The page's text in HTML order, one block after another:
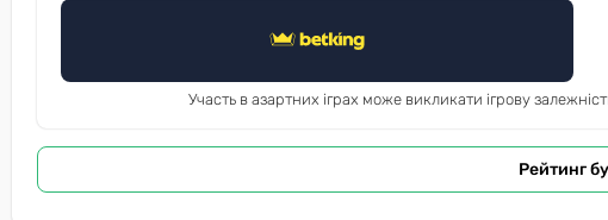
Участь в азартних іграх може викликати ігрову
Рейтинг